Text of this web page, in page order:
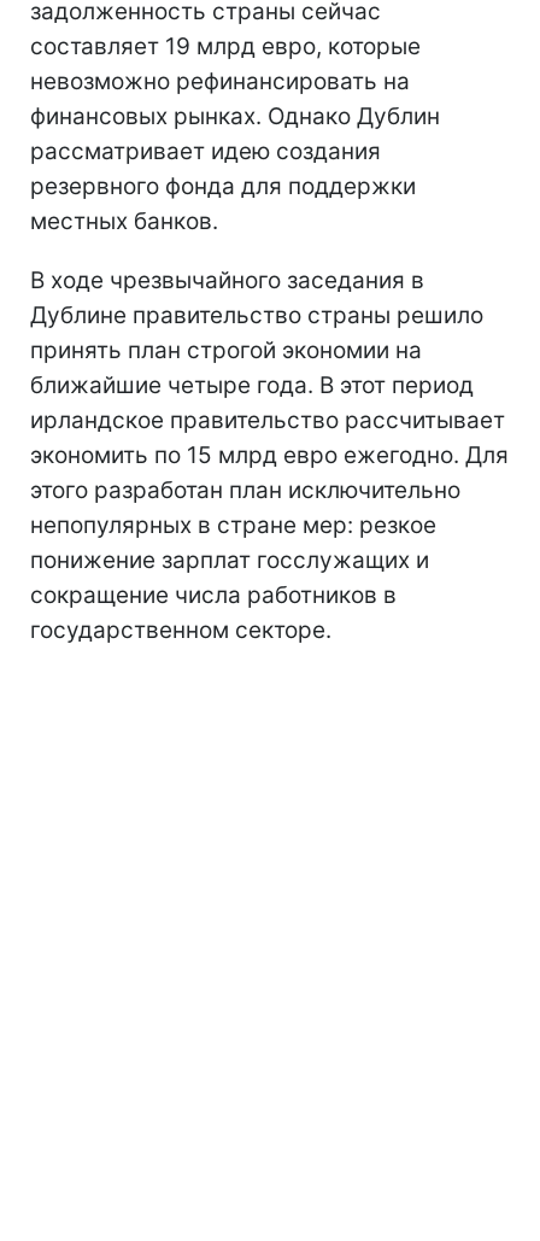
задолженность страны сейчас
составляет 19 млрд евро, которые
невозможно рефинансировать на
финансовых рынках. Однако Дублин
рассматривает идею создания
резервного фонда для поддержки
местных банков.
В ходе чрезвычайного заседания в
Дублине правительство страны решило
принять план строгой экономии на
ближайшие четыре года. В этот период
ирландское правительство рассчитывает
экономить по 15 млрд евро ежегодно. Для
этого разработан план исключительно
непопулярных в стране мер: резкое
понижение зарплат госслужащих и
сокращение числа работников в
государственном секторе.